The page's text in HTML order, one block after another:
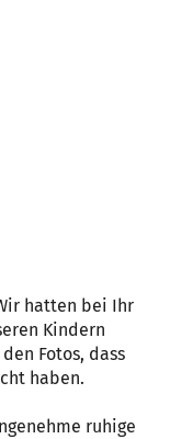
hatten bei Ihr
Kindern
Fotos, dass
haben.
ruhige